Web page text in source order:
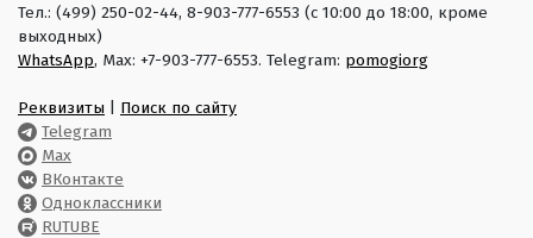
Тел.: (499) 250-02-44, 8-903-777-6553 (с 10:00 до 18:00, кроме
выходных)
WhatsApp, Max: +7-903-777-6553. Telegram: pomogiorg
Реквизиты
Поиск по сайту
Telegram
Max
ВКонтакте
Одноклассники
RUTUBE